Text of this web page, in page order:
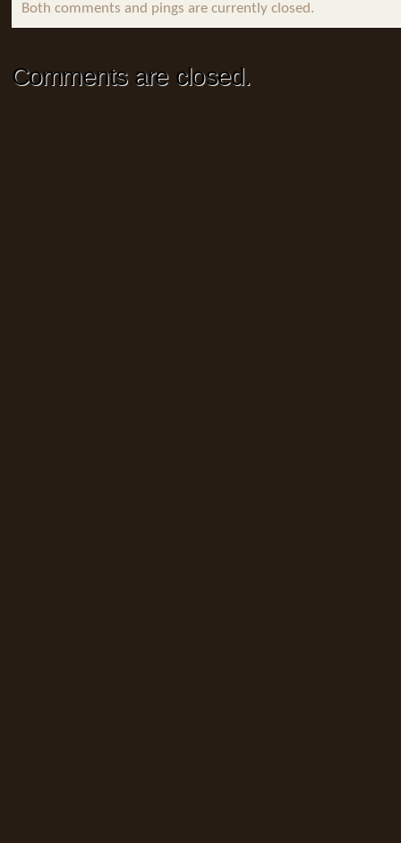
Both comments and pings are currently closed.
Comments are closed.